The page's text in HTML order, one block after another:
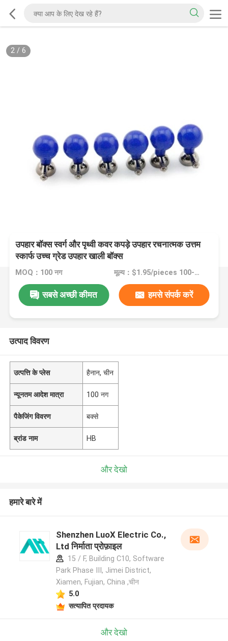
2/ 6
उपहार बॉक्स स्वर्ग और पृथ्वी कवर कपड़े उपहार रचनात्मक उत्तम
स्कार्फ उच्च ग्रेड उपहार खाली बॉक्स
MOQ：100 नग मूल्य：$1.95/pieces 100-4999 pieces
सबसे अच्छी कीमत हमसे संपर्क करें
उत्पाद विवरण
उत्पत्ति के प्लेस हैनान, चीन
न्यूनतम आदेश मात्रा 100 नग
पैकेजिंग विवरण बक्से
ब्रांड नाम HB
और देखो
हमारे बारे में
Shenzhen LuoX Electric Co.,
Ltd निर्माता प्रोफ़ाइल
15 / F, Building C10, Software
Park Phase III, Jimei District,
Xiamen, Fujian, China ,चीन
5.0
सत्यापित प्रदायक
और देखो